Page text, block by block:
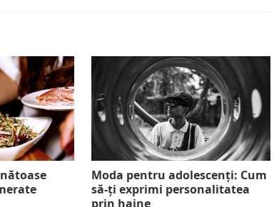
Moda pentru adolescenți: Cum
să-ți exprimi personalitatea
prin haine